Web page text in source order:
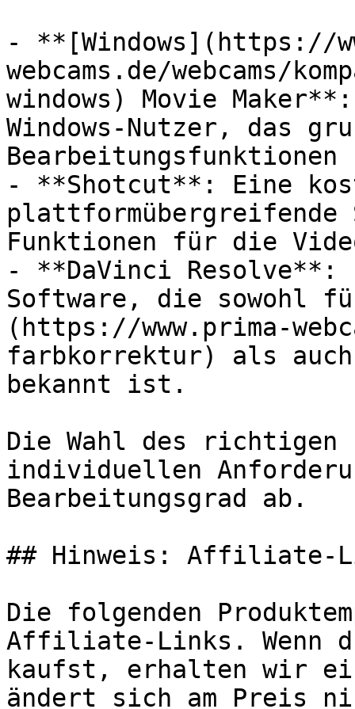
- **[Windows](https://
webcams.de/webcams/
windows) Movie
Windows-Nutzer, das
- **Shotcut**: Eine
Funktionen für die
- **DaVinci Resolve**:
Software, die sowohl
(https://www.prima-
farbkorrektur) als
bekannt ist.
Die Wahl des richtigen
individuellen
Bearbeitungsgrad ab.
## Hinweis: Affiliate-
Die folgenden
Affiliate-Links. Wenn
kaufst, erhalten wir
ändert sich am Preis